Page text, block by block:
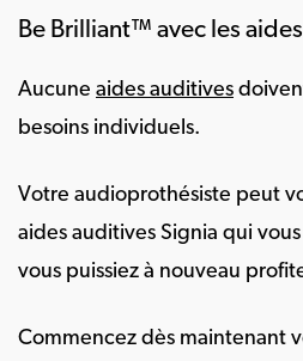
Be Brilliant™ avec les
Aucune aides auditives
besoins individuels.
Votre audioprothésiste peut
aides auditives Signia qui
vous puissiez à nouveau
Commencez dès maintenant